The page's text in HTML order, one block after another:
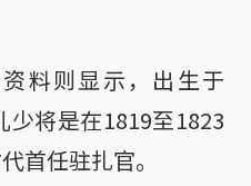
料则显示，出生于
将是在1819至1823
首任驻扎官。